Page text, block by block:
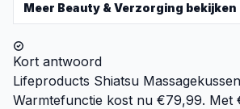
Meer Beauty & Verzorging bekijken
Kort antwoord
Lifeproducts Shiatsu
Warmtefunctie kost nu €79,99. Met